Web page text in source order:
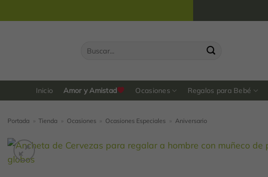
al
Inicio Amor y Amistad Ocasiones Regalos para Bebé
Portada » Tienda » Ocasiones » Ocasiones Especiales » Aniversario